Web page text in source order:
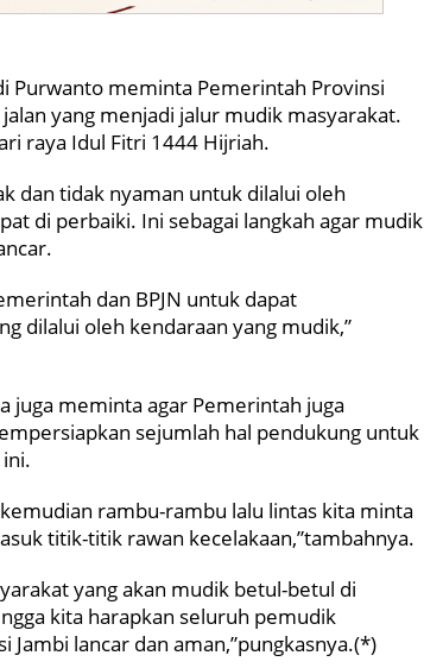
Purwanto meminta Pemerintah Provinsi
yang menjadi jalur mudik masyarakat.
raya Idul Fitri 1444 Hijriah.
dan tidak nyaman untuk dilalui oleh
di perbaiki. Ini sebagai langkah agar mudik
dan BPJN untuk dapat
dilalui oleh kendaraan yang mudik,”
juga meminta agar Pemerintah juga
sejumlah hal pendukung untuk
rambu-rambu lalu lintas kita minta
titik-titik rawan kecelakaan,”tambahnya.
yang akan mudik betul-betul di
kita harapkan seluruh pemudik
Jambi lancar dan aman,”pungkasnya.(*)